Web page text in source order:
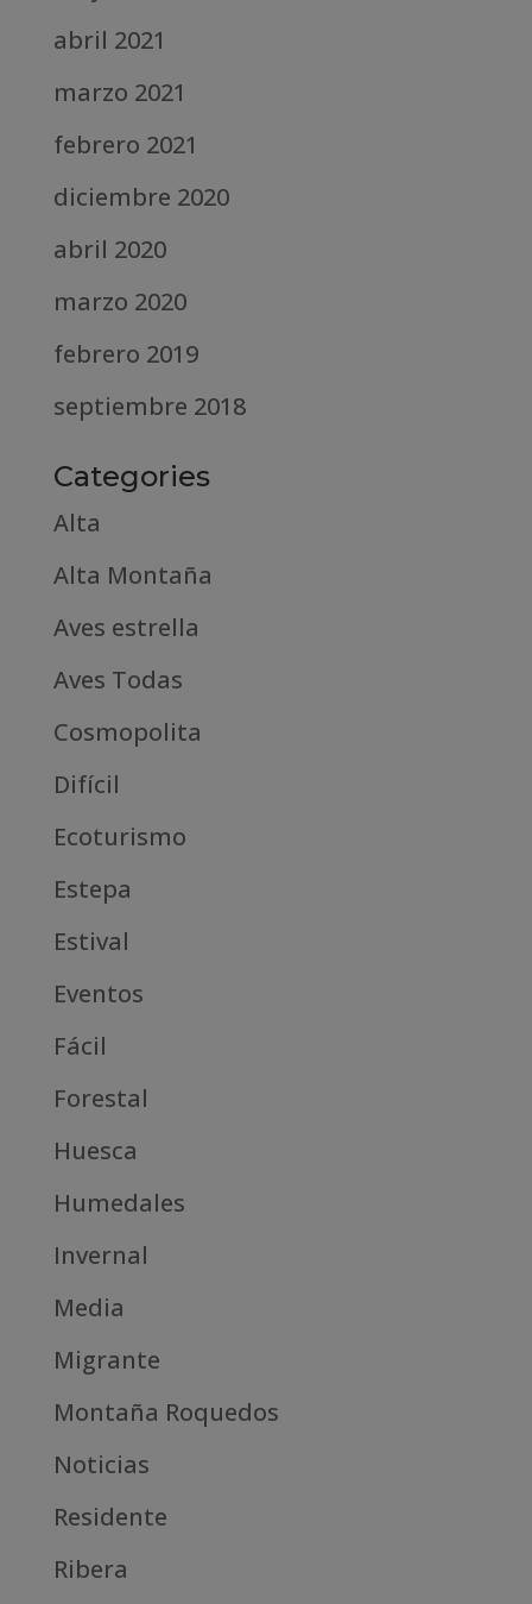
abril 2021
marzo 2021
febrero 2021
diciembre 2020
abril 2020
marzo 2020
febrero 2019
septiembre 2018
Categories
Alta
Alta Montaña
Aves estrella
Aves Todas
Cosmopolita
Difícil
Ecoturismo
Estepa
Estival
Eventos
Fácil
Forestal
Huesca
Humedales
Invernal
Media
Migrante
Montaña Roquedos
Noticias
Residente
Ribera